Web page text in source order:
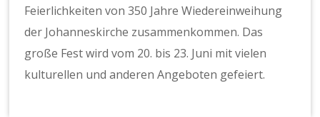
Feierlichkeiten von 350 Jahre Wiedereinweihung
der Johanneskirche zusammenkommen. Das
große Fest wird vom 20. bis 23. Juni mit vielen
kulturellen und anderen Angeboten gefeiert.